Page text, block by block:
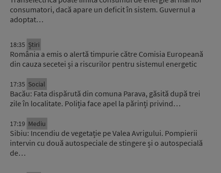
consumatori, dacă apare un deficit în sistem. Guvernul a
adoptat…
18:35 Știri
România a emis o alertă timpurie către Comisia Europeană
din cauza secetei și a riscurilor pentru sistemul energetic
17:35 Social
Bacău: Fata dispărută din comuna Parava, găsită după trei
zile în localitate. Poliția face apel la părinți privind…
17:19 Mediu
Sibiu: Incendiu de vegetație pe Valea Avrigului. Pompierii
intervin cu două autospeciale de stingere și o autospecială
de…